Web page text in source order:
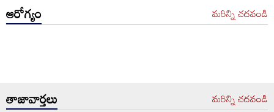
ఆరోగ్యం మరిన్ని చదవండి
తాజావార్తలు మరిన్ని చదవండి